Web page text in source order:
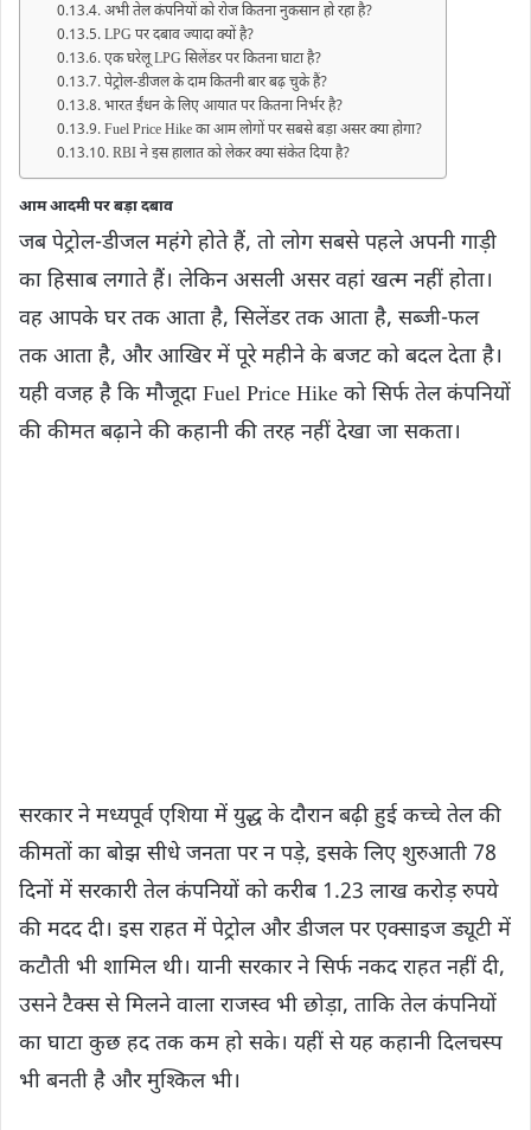
अभी तेल कंपनियों को रोज कितना नुकसान हो रहा है?
LPG पर दबाव ज्यादा क्यों है?
एक घरेलू LPG सिलेंडर पर कितना घाटा है?
पेट्रोल-डीजल के दाम कितनी बार बढ़ चुके हैं?
भारत ईंधन के लिए आयात पर कितना निर्भर है?
Fuel Price Hike का आम लोगों पर सबसे बड़ा असर क्या होगा?
RBI ने इस हालात को लेकर क्या संकेत दिया है?
आम आदमी पर बड़ा दबाव
जब पेट्रोल-डीजल महंगे होते हैं, तो लोग सबसे पहले अपनी गाड़ी
का हिसाब लगाते हैं। लेकिन असली असर वहां खत्म नहीं होता।
वह आपके घर तक आता है, सिलेंडर तक आता है, सब्जी-फल
तक आता है, और आखिर में पूरे महीने के बजट को बदल देता है।
यही वजह है कि मौजूदा Fuel Price Hike को सिर्फ तेल कंपनियों
की कीमत बढ़ाने की कहानी की तरह नहीं देखा जा सकता।
सरकार ने मध्यपूर्व एशिया में युद्ध के दौरान बढ़ी हुई कच्चे तेल की
कीमतों का बोझ सीधे जनता पर न पड़े, इसके लिए शुरुआती 78
दिनों में सरकारी तेल कंपनियों को करीब 1.23 लाख करोड़ रुपये
की मदद दी। इस राहत में पेट्रोल और डीजल पर एक्साइज ड्यूटी में
कटौती भी शामिल थी। यानी सरकार ने सिर्फ नकद राहत नहीं दी,
उसने टैक्स से मिलने वाला राजस्व भी छोड़ा, ताकि तेल कंपनियों
का घाटा कुछ हद तक कम हो सके। यहीं से यह कहानी दिलचस्प
भी बनती है और मुश्किल भी।